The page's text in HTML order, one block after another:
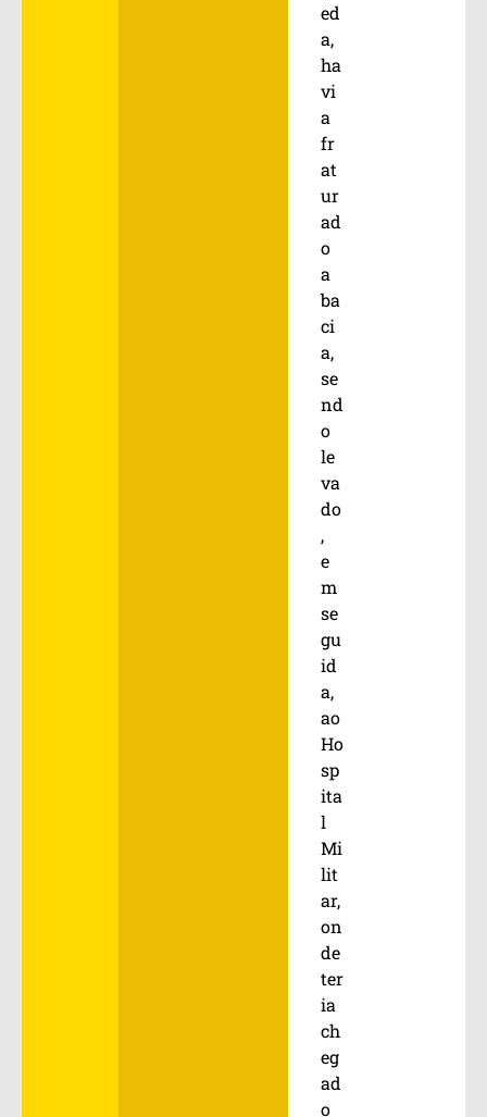
ed
a,
ha
vi
a
fr
at
ur
ad
o
a
ba
ci
a,
se
nd
o
le
va
do
,
e
m
se
gu
id
a,
ao
Ho
sp
ita
l
Mi
lit
ar,
on
de
ter
ia
ch
eg
ad
o